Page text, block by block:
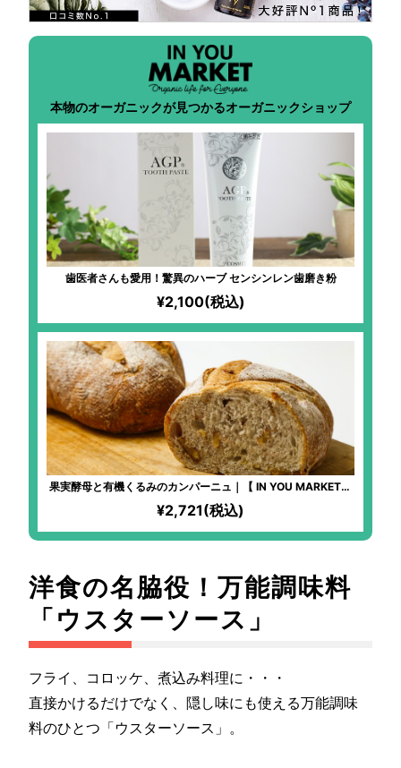
本物のオーガニックが見つかるオーガニックショップ
歯医者さんも愛用！驚異のハーブ センシンレン歯磨き粉
¥2,100(税込)
果実酵母と有機くるみのカンパーニュ｜【 IN YOU MARKET限
定】化学物質過敏症の方も安心して食べられるパンを！全原材
料有機！湧き水「景勝清水」と高価ななずなの塩を使用するほ
どのこだわりぶり！季節の果実を使った、自家製果実酵母を使
¥2,721(税込)
洋食の名脇役！万能調味料
「ウスターソース」
フライ、コロッケ、煮込み料理に・・・
直接かけるだけでなく、隠し味にも使える万能調味
料のひとつ「ウスターソース」。